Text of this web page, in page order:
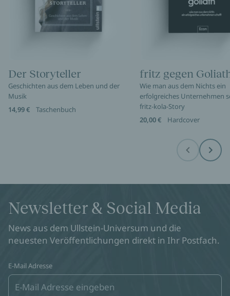
Der Storyteller
Geschichten aus dem Leben und der
Musik
14,99 €
Taschenbuch
fritz gegen
Wie man aus dem Nichts ein
erfolgreiches Unternehmen
fritz-kola-Story
20,00 €
Hardcover
Before Next
Newsletter & Social Media
News aus dem Ullstein-Universum und die
neuesten Veröffentlichungen direkt in Ihr Postfach.
E-Mail Adresse